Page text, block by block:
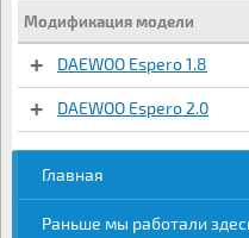
Модификация модели
DAEWOO Espero 1.8
DAEWOO Espero 2.0
Главная
Раньше мы работали